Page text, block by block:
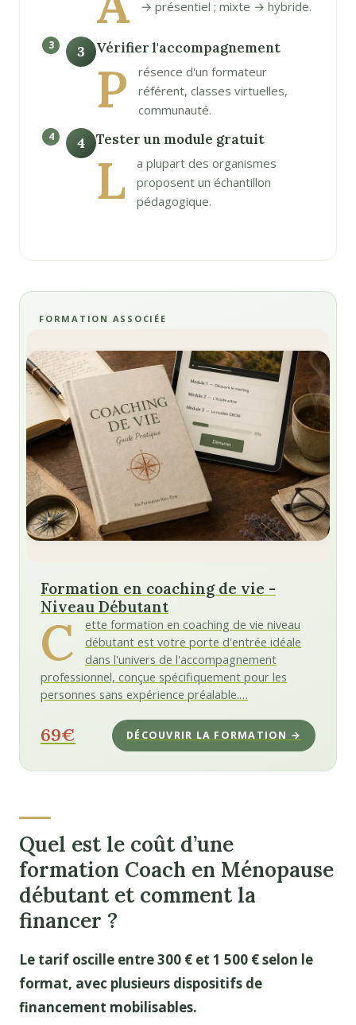
→ présentiel ; mixte → hybride.
3 Vérifier l'accompagnement
P
résence d'un formateur
référent, classes virtuelles,
communauté.
4 Tester un module gratuit
L
a plupart des organismes
proposent un échantillon
pédagogique.
FORMATION ASSOCIÉE
Formation en coaching de vie -
Niveau Débutant
C
ette formation en coaching de vie niveau
débutant est votre porte d'entrée idéale
dans l'univers de l'accompagnement
professionnel, conçue spécifiquement pour les
personnes sans expérience préalable.…
69€ DÉCOUVRIR LA FORMATION →
Quel est le coût d’une
formation Coach en Ménopause
débutant et comment la
financer ?
Le tarif oscille entre 300 € et 1 500 € selon le
format, avec plusieurs dispositifs de
financement mobilisables.